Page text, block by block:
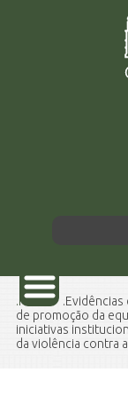
Home
de promoção da
iniciativas
da violência contra